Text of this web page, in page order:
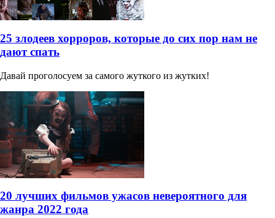
25 злодеев хорроров, которые до сих пор нам не
дают спать
Давай проголосуем за самого жуткого из жутких!
20 лучших фильмов ужасов невероятного для
жанра 2022 года